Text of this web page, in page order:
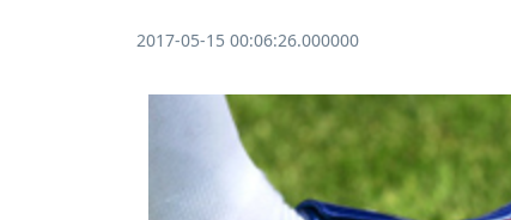
2017-05-15 00:06:26.000000